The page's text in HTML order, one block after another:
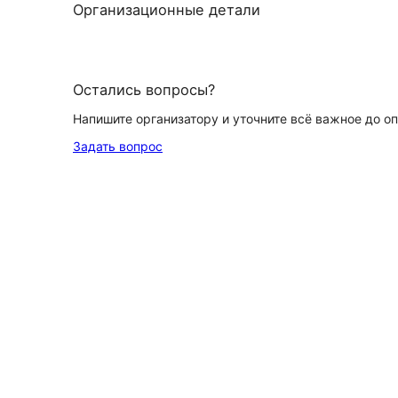
Организационные детали
Остались вопросы?
Напишите организатору и уточните всё важное до
Задать вопрос